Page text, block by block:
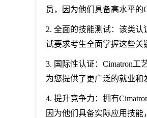
员，因为他们具备高水平的
2. 全面的技能测试：该类
试要求考生全面掌握这些关
3. 国际性认证：Cimatron
为您提供了更广泛的就业和
4. 提升竞争力：拥有
因为他们具备实际应用技能